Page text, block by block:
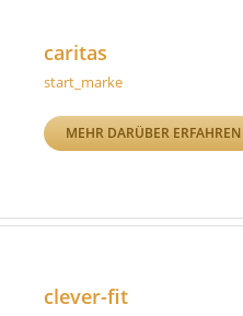
caritas
start_marke
MEHR DARÜBER ERFAHREN
clever-fit